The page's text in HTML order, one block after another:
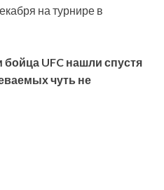
на турнире в
UFC нашли спустя
чуть не